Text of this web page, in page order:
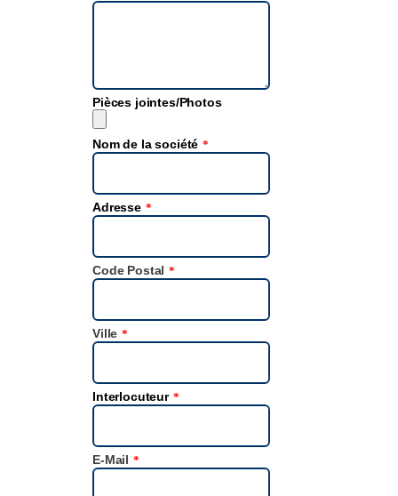
Pièces jointes/Photos
Nom de la société *
Adresse *
Code Postal *
Ville *
Interlocuteur *
E-Mail *